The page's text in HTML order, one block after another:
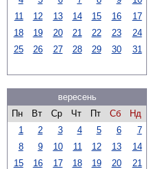
11
12 13 14 15 16
17
18
19 20 21 22 23
24
25
26 27 28 29 30 31
вересень
Пн
Вт Ср Чт Пт Сб
Нд
1
2 3 4 5 6
7
8
9 10 11 12 13
14
15
16 17 18 19 20 21